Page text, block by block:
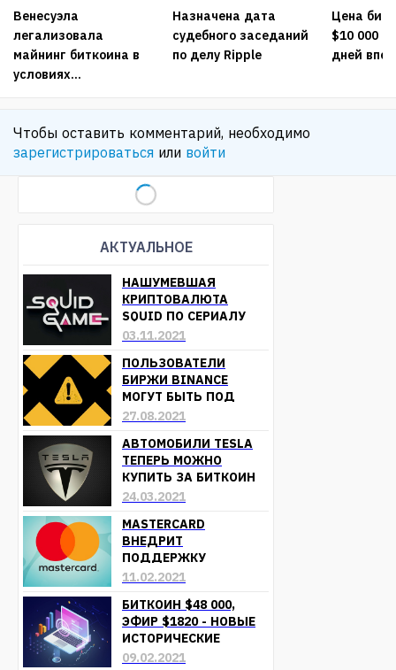
Венесуэла
легализовала
майнинг биткоина в
условиях...
Назначена дата
судебного заседаний
по делу Ripple
Цена
$10 000 в
дней
Чтобы оставить комментарий, необходимо
зарегистрироваться или войти
АКТУАЛЬНОЕ
НАШУМЕВШАЯ
КРИПТОВАЛЮТА
SQUID ПО СЕРИАЛУ
«ИГРА В КАЛЬМАРА»
03.11.2021
ПОЛЬЗОВАТЕЛИ
БИРЖИ BINANCE
МОГУТ БЫТЬ ПОД
УГРОЗОЙ ПОТЕРИ
27.08.2021
АВТОМОБИЛИ TESLA
ТЕПЕРЬ МОЖНО
КУПИТЬ ЗА БИТКОИН
24.03.2021
MASTERCARD
ВНЕДРИТ
ПОДДЕРЖКУ
КРИПТОВАЛЮТ УЖЕ В
11.02.2021
БИТКОИН $48 000,
ЭФИР $1820 - НОВЫЕ
ИСТОРИЧЕСКИЕ
МАКСИМУМЫ
09.02.2021